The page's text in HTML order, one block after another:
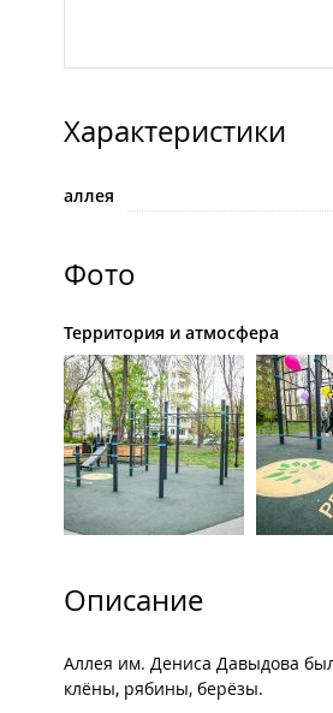
Характеристики
аллея
Фото
Территория и атмосфера
Описание
Аллея им. Дениса Давыдова
клёны, рябины, берёзы.